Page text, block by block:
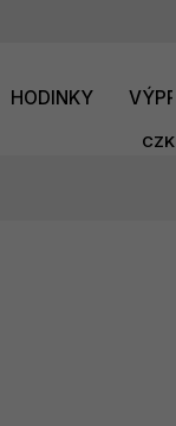
CZK
HODINKY